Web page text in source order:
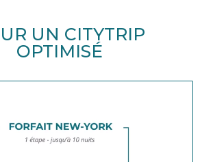
UN CITYTRIP
OPTIMISÉ